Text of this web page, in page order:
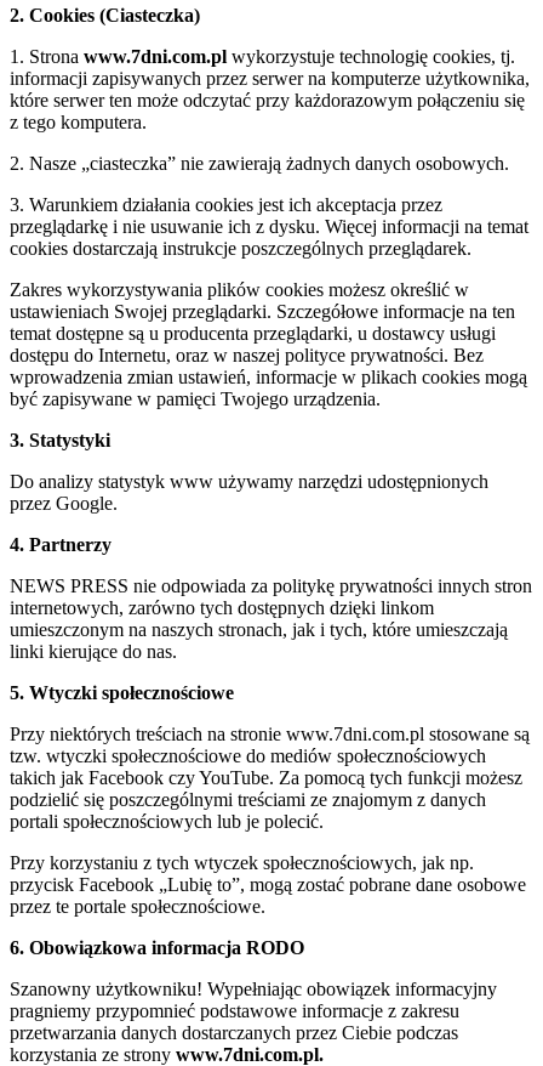
2. Cookies (Ciasteczka)
1. Strona www.7dni.com.pl wykorzystuje technologię cookies, tj.
informacji zapisywanych przez serwer na komputerze użytkownika,
które serwer ten może odczytać przy każdorazowym połączeniu się
z tego komputera.
2. Nasze „ciasteczka” nie zawierają żadnych danych osobowych.
3. Warunkiem działania cookies jest ich akceptacja przez
przeglądarkę i nie usuwanie ich z dysku. Więcej informacji na temat
cookies dostarczają instrukcje poszczególnych przeglądarek.
Zakres wykorzystywania plików cookies możesz określić w
ustawieniach Swojej przeglądarki. Szczegółowe informacje na ten
temat dostępne są u producenta przeglądarki, u dostawcy usługi
dostępu do Internetu, oraz w naszej polityce prywatności. Bez
wprowadzenia zmian ustawień, informacje w plikach cookies mogą
być zapisywane w pamięci Twojego urządzenia.
3. Statystyki
Do analizy statystyk www używamy narzędzi udostępnionych
przez Google.
4. Partnerzy
NEWS PRESS nie odpowiada za politykę prywatności innych stron
internetowych, zarówno tych dostępnych dzięki linkom
umieszczonym na naszych stronach, jak i tych, które umieszczają
linki kierujące do nas.
5. Wtyczki społecznościowe
Przy niektórych treściach na stronie www.7dni.com.pl stosowane są
tzw. wtyczki społecznościowe do mediów społecznościowych
takich jak Facebook czy YouTube. Za pomocą tych funkcji możesz
podzielić się poszczególnymi treściami ze znajomym z danych
portali społecznościowych lub je polecić.
Przy korzystaniu z tych wtyczek społecznościowych, jak np.
przycisk Facebook „Lubię to”, mogą zostać pobrane dane osobowe
przez te portale społecznościowe.
6. Obowiązkowa informacja RODO
Szanowny użytkowniku! Wypełniając obowiązek informacyjny
pragniemy przypomnieć podstawowe informacje z zakresu
przetwarzania danych dostarczanych przez Ciebie podczas
korzystania ze strony www.7dni.com.pl.